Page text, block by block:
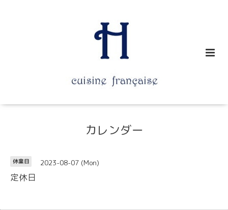
カレンダー
休業日 2023-08-07 (Mon)
定休日